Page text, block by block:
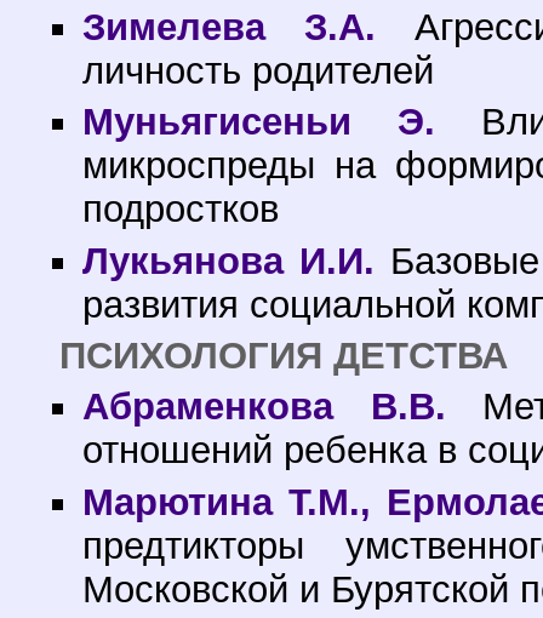
Зимелева З.А.
личность родителей
Муньягисеньи Э.
микроспреды на
подростков
Лукьянова И.И.
развития социальной
ПСИХОЛОГИЯ ДЕТСТВА
Абраменкова В.В.
отношений ребенка в
Марютина Т.М.,
предтикторы
Московской и Бурятской